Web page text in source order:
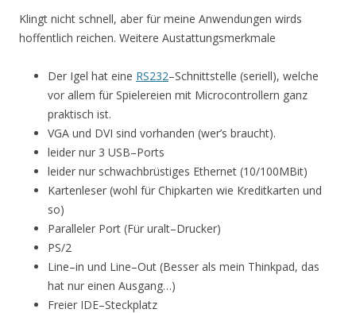
Klingt nicht schnell, aber für meine Anwendungen wirds
hoffentlich reichen. Weitere Austattungsmerkmale
Der Igel hat eine RS232–Schnittstelle (seriell), welche
vor allem für Spielereien mit Microcontrollern ganz
praktisch ist.
VGA und DVI sind vorhanden (wer’s braucht).
leider nur 3 USB–Ports
leider nur schwachbrüstiges Ethernet (10/100MBit)
Kartenleser (wohl für Chipkarten wie Kreditkarten und
so)
Paralleler Port (Für uralt–Drucker)
PS/2
Line–in und Line–Out (Besser als mein Thinkpad, das
hat nur einen Ausgang…)
Freier IDE–Steckplatz